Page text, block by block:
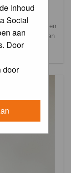
inhoud
Social
aan
Door
door
foto's worden
blijven hier staan